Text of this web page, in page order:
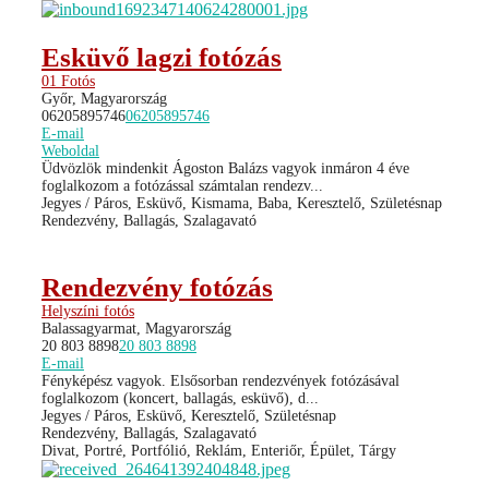
Esküvő lagzi fotózás
01 Fotós
Győr, Magyarország
0620589574606205895746
E-mail
Weboldal
Üdvözlök mindenkit Ágoston Balázs vagyok inmáron 4 éve
foglalkozom a fotózással számtalan rendezv...
Jegyes / Páros, Esküvő, Kismama, Baba, Keresztelő, Születésnap
Rendezvény, Ballagás, Szalagavató
Rendezvény fotózás
Helyszíni fotós
Balassagyarmat, Magyarország
20 803 889820 803 8898
E-mail
Fényképész vagyok. Elsősorban rendezvények fotózásával
foglalkozom (koncert, ballagás, esküvő), d...
Jegyes / Páros, Esküvő, Keresztelő, Születésnap
Rendezvény, Ballagás, Szalagavató
Divat, Portré, Portfólió, Reklám, Enteriőr, Épület, Tárgy